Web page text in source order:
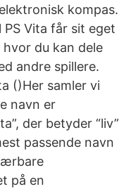
kompas.
PS Vita får sit eget
hvor du kan dele
andre spillere.
()Her samler vi
navn er
der betyder “liv”
passende navn
på en